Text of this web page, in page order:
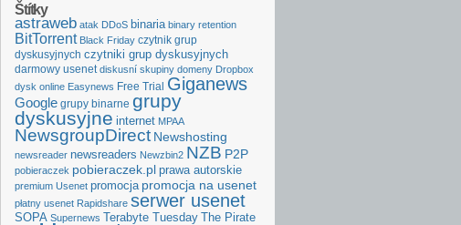
Štítky
astraweb atak DDoS binaria binary retention
BitTorrent Black Friday czytnik grup
dyskusyjnych czytniki grup dyskusyjnych
darmowy usenet diskusní skupiny domeny Dropbox
dysk online Easynews Free Trial Giganews
Google grupy binarne grupy
dyskusyjne internet MPAA
NewsgroupDirect Newshosting
newsreader newsreaders Newzbin2 NZB P2P
pobieraczek pobieraczek.pl prawa autorskie
premium Usenet promocja promocja na usenet
płatny usenet Rapidshare serwer usenet
SOPA Supernews Terabyte Tuesday The Pirate